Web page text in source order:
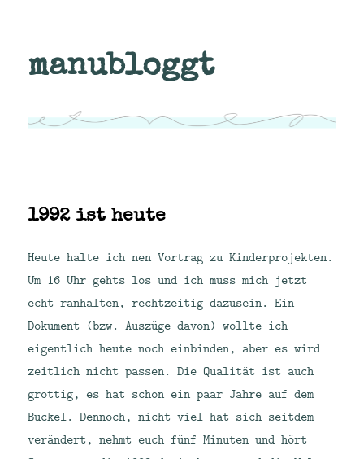
manubloggt
1992 ist heute
Heute halte ich nen Vortrag zu Kinderprojekten.
Um 16 Uhr gehts los und ich muss mich jetzt
echt ranhalten, rechtzeitig dazusein. Ein
Dokument (bzw. Auszüge davon) wollte ich
eigentlich heute noch einbinden, aber es wird
zeitlich nicht passen. Die Qualität ist auch
grottig, es hat schon ein paar Jahre auf dem
Buckel. Dennoch, nicht viel hat sich seitdem
verändert, nehmt euch fünf Minuten und hört